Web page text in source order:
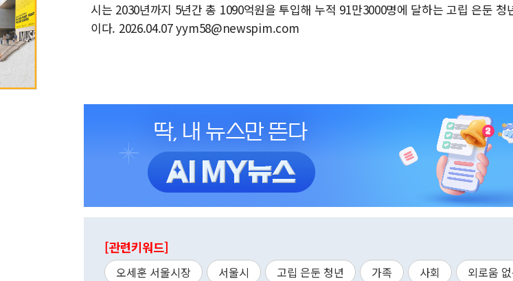
시는 2030년까지 5년간 총 1090억원을 투입해 누적 91만3000명에 달하는 고립 은둔 청
이다. 2026.04.07 yym58@newspim.com
[관련키워드]
오세훈 서울시장 서울시 고립 은둔 청년 가족 사회
외로움